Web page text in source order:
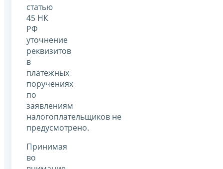
статью
45 НК
РФ
уточнение
реквизитов
в
платежных
поручениях
по
заявлениям
налогоплательщиков не
предусмотрено.
Принимая
во